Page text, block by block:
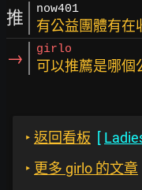
推 now401
有公益團體有在
→ girlo
可以推薦是哪個
‣ 返回看板 [
‣ 更多 girlo 的文章